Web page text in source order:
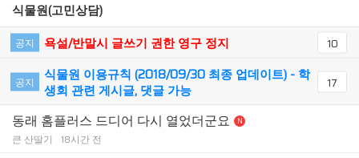
식물원(고민상담)
공지 욕설/반말시 글쓰기 권한 영구 정지 10
공지
식물원 이용규칙 (2018/09/30 최종 업데이트) - 학
생회 관련 게시글, 댓글 가능
17
동래 홈플러스 드디어 다시 열었더군요 N
큰 산딸기 18시간 전